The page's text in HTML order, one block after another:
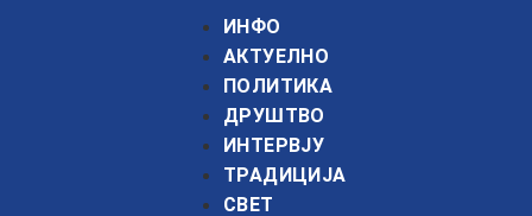
ИНФО
АКТУЕЛНО
ПОЛИТИКА
ДРУШТВО
ИНТЕРВЈУ
ТРАДИЦИЈА
СВЕТ